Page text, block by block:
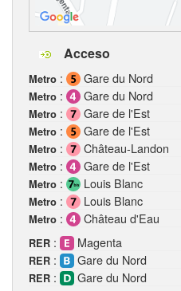
Acceso
Metro : Gare du Nord
Metro : Gare du Nord
Metro : Gare de l'Est
Metro : Gare de l'Est
Metro : Château-Landon
Metro : Gare de l'Est
Metro : Louis Blanc
Metro : Louis Blanc
Metro : Château d'Eau
RER : Magenta
RER : Gare du Nord
RER : Gare du Nord